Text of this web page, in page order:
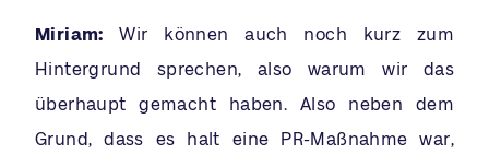
Miriam: Wir können auch noch kurz zum
Hintergrund sprechen, also warum wir das
überhaupt gemacht haben. Also neben dem
Grund, dass es halt eine PR-Maßnahme war,